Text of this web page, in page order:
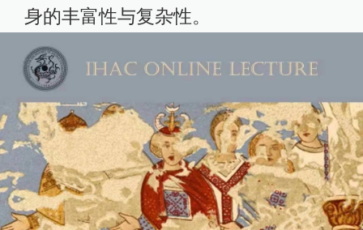
身的丰富性与复杂性。